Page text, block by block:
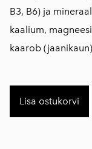
B3, B6) ja
kaalium,
kaarob
Lisa ostukorvi